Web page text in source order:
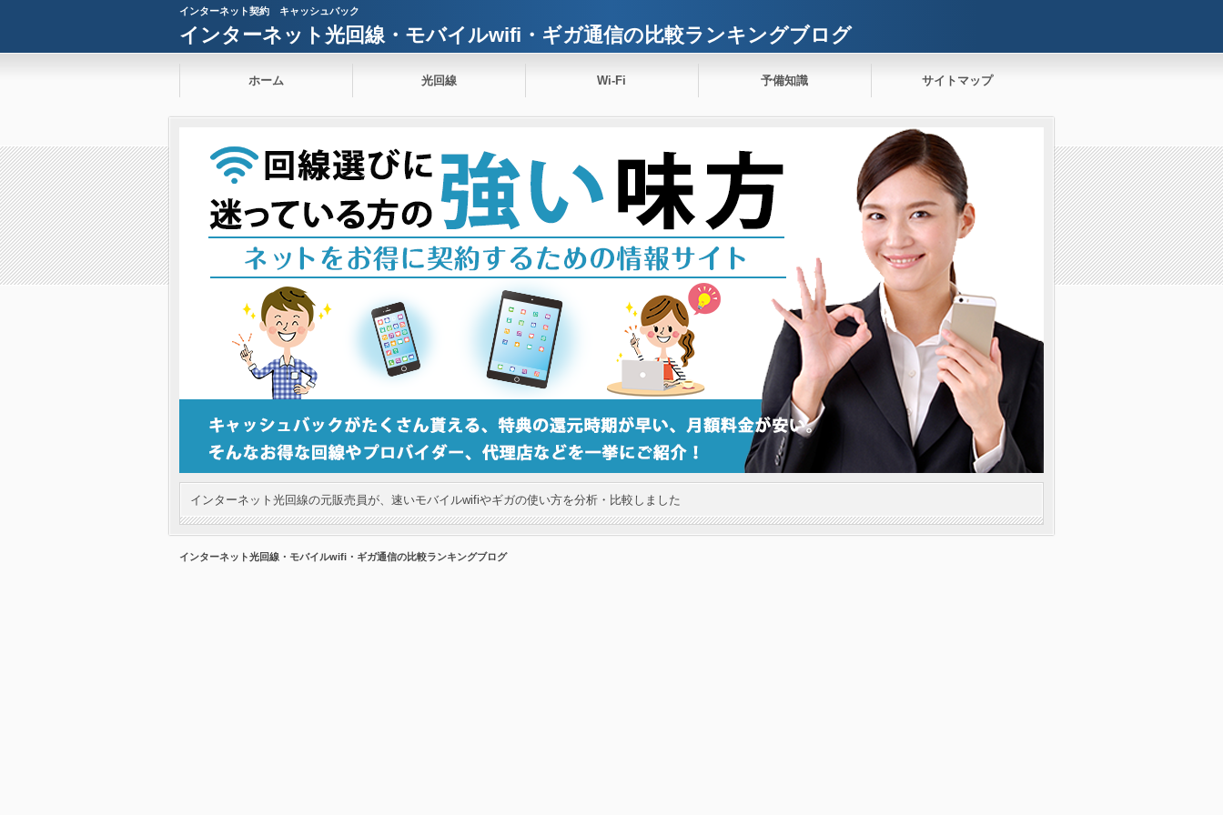
インターネット契約 キャッシュバック
インターネット光回線・モバイルwifi・ギガ通信の比較ランキングブログ
ホーム 光回線 Wi-Fi 予備知識 サイトマップ
インターネット光回線の元販売員が、速いモバイルwifiやギガの使い方を分析・比較しました
インターネット光回線・モバイルwifi・ギガ通信の比較ランキングブログ